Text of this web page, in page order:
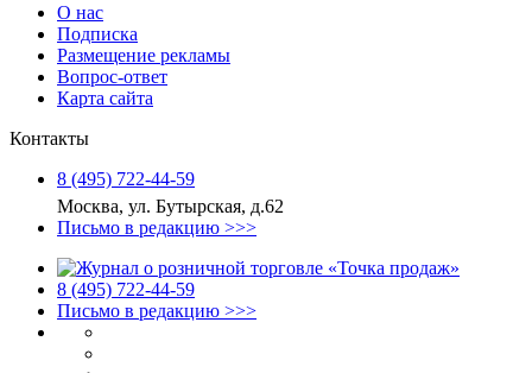
О нас
Подписка
Размещение рекламы
Вопрос-ответ
Карта сайта
Контакты
8 (495) 722‑44‑59
Москва, ул. Бутырская, д.62
Письмо в редакцию >>>
8 (495) 722‑44‑59
Письмо в редакцию >>>